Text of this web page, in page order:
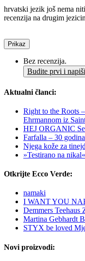
hrvatski jezik još nema
recenzija na drugim
Prikaz
Bez recenzija.
Budite prvi i
Aktualni članci:
Right to the Roots
Ehrmannom iz
HEJ ORGANIC
Farfalla – 30
Njega kože za
»Testirano na
Otkrijte Ecco Verde:
namaki
I WANT YOU
Demmers
Martina Gebhardt
STYX be loved
Novi proizvodi: